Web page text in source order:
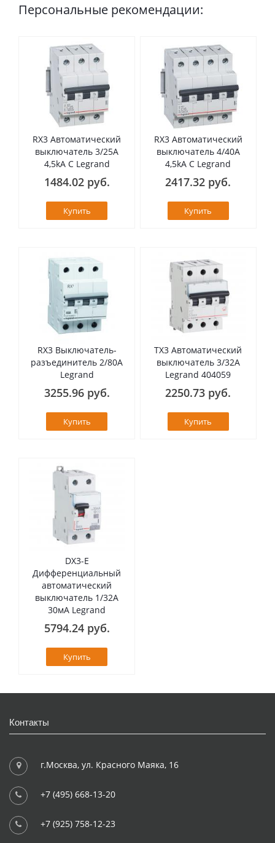
Персональные рекомендации:
RX3 Автоматический
выключатель 3/25А
4,5kA C Legrand
1484.02 руб.
Купить
RX3 Автоматический
выключатель 4/40А
4,5kA C Legrand
2417.32 руб.
Купить
RX3 Выключатель-
разъединитель 2/80А
Legrand
3255.96 руб.
Купить
TX3 Автоматический
выключатель 3/32А
Legrand 404059
2250.73 руб.
Купить
DX3-E
Дифференциальный
автоматический
выключатель 1/32А
30мА Legrand
5794.24 руб.
Купить
Контакты
г.Москва, ул. Красного Маяка, 16
+7 (495) 668-13-20
+7 (925) 758-12-23